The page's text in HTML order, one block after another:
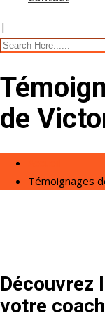
|
de
Témoignages
Découvrez
votre